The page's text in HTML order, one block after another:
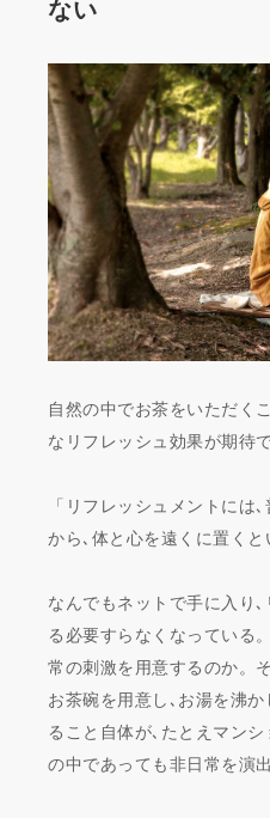
ない
自然の中でお茶をいただく
なリフレッシュ効果が期待
「リフレッシュメントには
から､体と心を遠くに置くと
なんでもネットで手に入り
る必要すらなくなっている
常の刺激を用意するのか。
お茶碗を用意し､お湯を沸
ること自体が､たとえマン
の中であっても非日常を演